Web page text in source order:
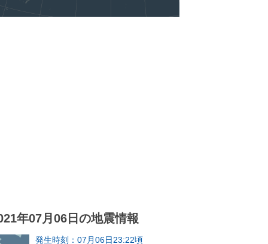
年07月06日の地震情報
発生時刻：07月06日23:22頃